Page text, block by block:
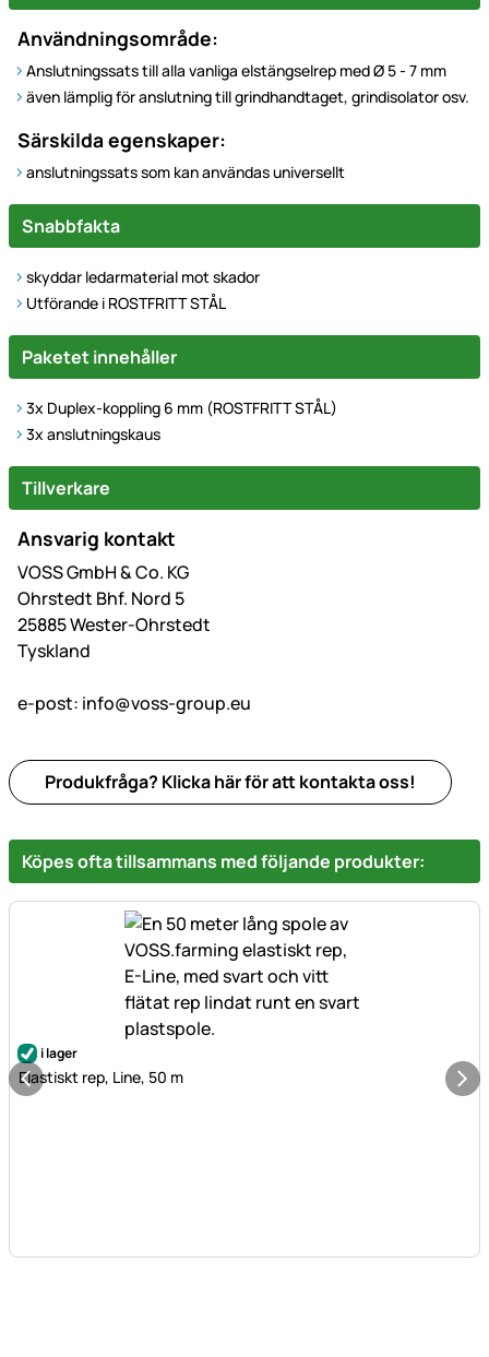
Användningsområde:
Anslutningssats till alla vanliga elstängselrep med Ø 5 - 7 mm
även lämplig för anslutning till grindhandtaget, grindisolator osv.
Särskilda egenskaper:
anslutningssats som kan användas universellt
Snabbfakta
skyddar ledarmaterial mot skador
Utförande i ROSTFRITT STÅL
Paketet innehåller
3x Duplex-koppling 6 mm (ROSTFRITT STÅL)
3x anslutningskaus
Tillverkare
Ansvarig kontakt
VOSS GmbH & Co. KG
Ohrstedt Bhf. Nord 5
25885 Wester-Ohrstedt
Tyskland
e-post: info@voss-group.eu
Produkfråga? Klicka här för att kontakta oss!
Köpes ofta tillsammans med följande produkter:
i lager
Elastiskt rep, Line, 50 m